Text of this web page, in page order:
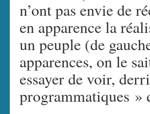
n’ont pas envie de
en apparence la
un peuple (de
apparences, on le
essayer de voir,
programmatiques »